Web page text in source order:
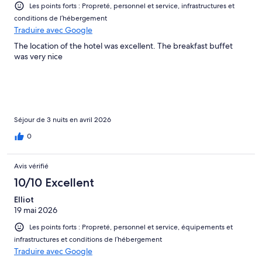
Les points forts : Propreté, personnel et service, infrastructures et
conditions de l’hébergement
Traduire avec Google
The location of the hotel was excellent. The breakfast buffet
was very nice
Séjour de 3 nuits en avril 2026
0
Avis vérifié
10/10 Excellent
Elliot
19 mai 2026
Les points forts : Propreté, personnel et service, équipements et
infrastructures et conditions de l’hébergement
Traduire avec Google